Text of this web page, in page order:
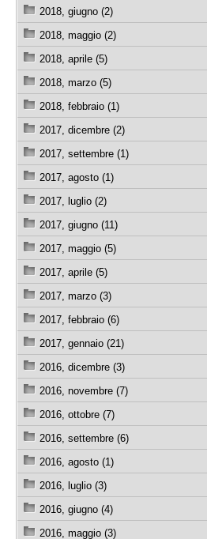
2018, giugno (2)
2018, maggio (2)
2018, aprile (5)
2018, marzo (5)
2018, febbraio (1)
2017, dicembre (2)
2017, settembre (1)
2017, agosto (1)
2017, luglio (2)
2017, giugno (11)
2017, maggio (5)
2017, aprile (5)
2017, marzo (3)
2017, febbraio (6)
2017, gennaio (21)
2016, dicembre (3)
2016, novembre (7)
2016, ottobre (7)
2016, settembre (6)
2016, agosto (1)
2016, luglio (3)
2016, giugno (4)
2016, maggio (3)